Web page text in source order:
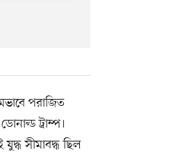
পরাজিত
ট্রাম্প।
সীমাবদ্ধ ছিল